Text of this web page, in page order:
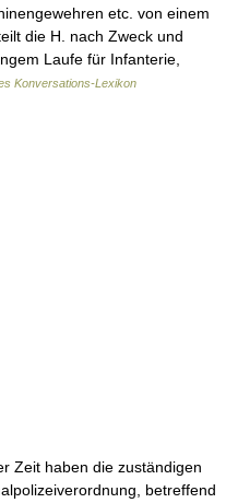
etc. von einem
die H. nach Zweck und
Laufe für Infanterie,
Konversations-Lexikon
Zeit haben die zuständigen
betreffend